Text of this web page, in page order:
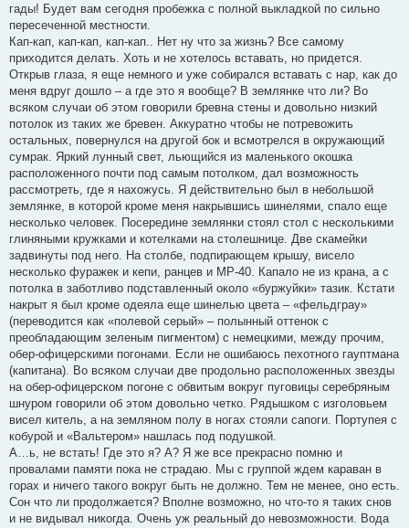
гады! Будет вам сегодня пробежка с полной выкладкой по сильно
пересеченной местности.
Кап-кап, кап-кап, кап-кап.. Нет ну что за жизнь? Все самому
приходится делать. Хоть и не хотелось вставать, но придется.
Открыв глаза, я еще немного и уже собирался вставать с нар, как до
меня вдруг дошло – а где это я вообще? В землянке что ли? Во
всяком случаи об этом говорили бревна стены и довольно низкий
потолок из таких же бревен. Аккуратно чтобы не потревожить
остальных, повернулся на другой бок и всмотрелся в окружающий
сумрак. Яркий лунный свет, льющийся из маленького окошка
расположенного почти под самым потолком, дал возможность
рассмотреть, где я нахожусь. Я действительно был в небольшой
землянке, в которой кроме меня накрывшись шинелями, спало еще
несколько человек. Посередине землянки стоял стол с несколькими
глиняными кружками и котелками на столешнице. Две скамейки
задвинуты под него. На столбе, подпирающем крышу, висело
несколько фуражек и кепи, ранцев и МР-40. Капало не из крана, а с
потолка в заботливо подставленный около «буржуйки» тазик. Кстати
накрыт я был кроме одеяла еще шинелью цвета – «фельдграу»
(переводится как «полевой серый» – полынный оттенок с
преобладающим зеленым пигментом) с немецкими, между прочим,
обер-офицерскими погонами. Если не ошибаюсь пехотного гауптмана
(капитана). Во всяком случаи две продольно расположенных звезды
на обер-офицерском погоне с обвитым вокруг пуговицы серебряным
шнуром говорили об этом довольно четко. Рядышком с изголовьем
висел китель, а на земляном полу в ногах стояли сапоги. Портупея с
кобурой и «Вальтером» нашлась под подушкой.
А…ь, не встать! Где это я? А? Я же все прекрасно помню и
провалами памяти пока не страдаю. Мы с группой ждем караван в
горах и ничего такого вокруг быть не должно. Тем не менее, оно есть.
Сон что ли продолжается? Вполне возможно, но что-то я таких снов
и не видывал никогда. Очень уж реальный до невозможности. Вода